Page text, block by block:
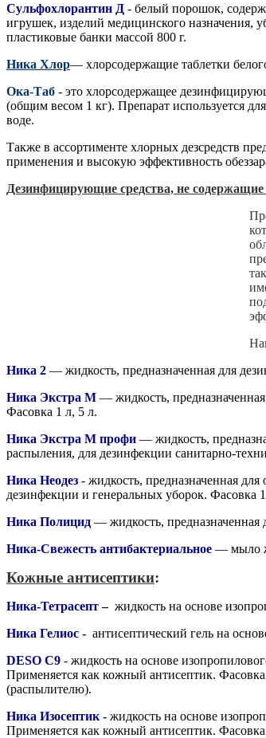
Сульфохлорантин Д - белый порошок,
игрушек, изделий медицинского назначения,
пластиковые банки массой 800 г.
Ника Хлор— хлорсодержащие таблетки
Ока-Таб - это хлорсодержащее
(общим весом 1 кг). Препарат используется
воде.
Также в ассортименте хлорных дезсредств
применения и высокую эффективность
Дезинфицирующие средства, не содержащие
Ника 2 — жидкость, предназначенная для
Ника Экстра М — жидкость,
Фасовка 1 л, 5 л.
Ника Экстра М профи — жидкость,
распыления, для дезинфекции санитарно-
Ника Неодез - жидкость, предназначенная
дезинфекции и генеральных уборок. Фасовка
Ника Полицид — жидкость,
Ника-Свежесть антибактериальное — мыло
Кожные антисептики:
Ника-Тетрасепт– жидкость на основе
Ника Гелиос - антисептический гель на
DESO C9 - жидкость на основе
Применяется как кожный антисептик.
(распылителю).
Ника Изосептик - жидкость на основе
Применяется как кожный антисептик.